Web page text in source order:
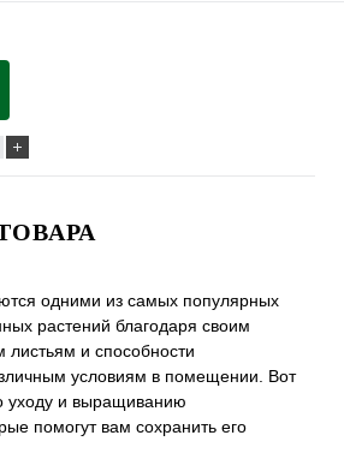
одними из самых популярных
растений благодаря своим
и способности
условиям в помещении. Вот
уходу и выращиванию
помогут вам сохранить его